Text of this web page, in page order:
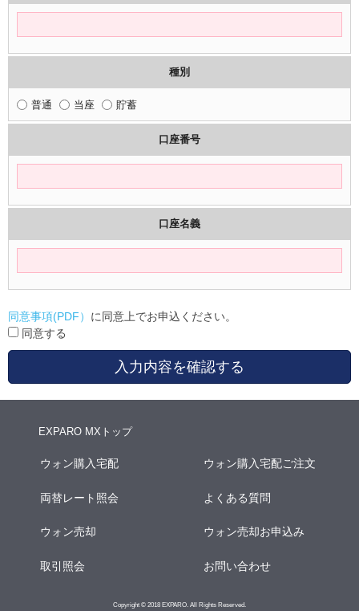
種別
普通 当座 貯蓄
口座番号
口座名義
同意事項(PDF） に同意上でお申込ください。
同意する
入力内容を確認する
EXPARO MXトップ
ウォン購入宅配 ウォン購入宅配ご注文
両替レート照会 よくある質問
ウォン売却 ウォン売却お申込み
取引照会 お問い合わせ
Copyright © 2018 EXPARO. All Rights Reserved.